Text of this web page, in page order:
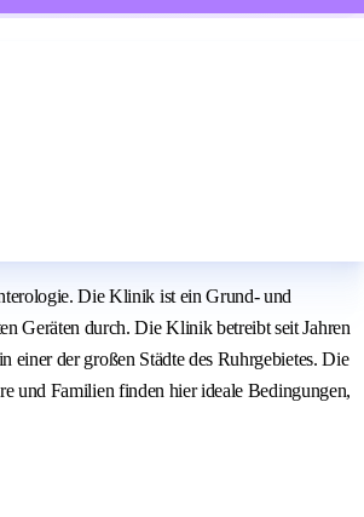
Die Klinik ist ein Grund- und
Geräten durch. Die Klinik betreibt seit Jahren
der großen Städte des Ruhrgebietes. Die
und Familien finden hier ideale Bedingungen,